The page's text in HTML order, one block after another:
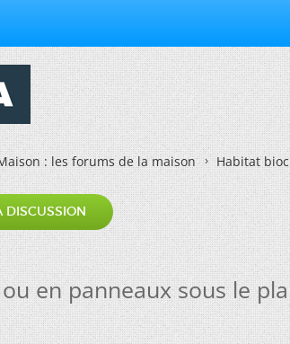
: les forums de la maison Habitat
DISCUSSION
en panneaux sous le